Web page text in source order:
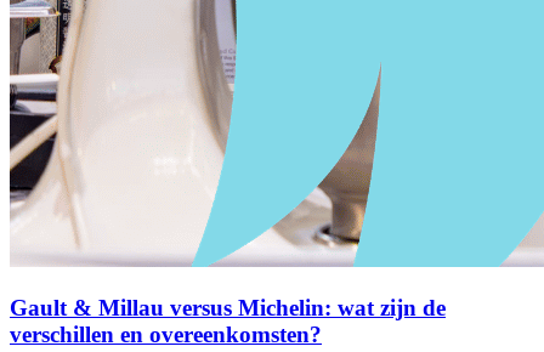
Gault & Millau versus Michelin: wat zijn de
verschillen en overeenkomsten?